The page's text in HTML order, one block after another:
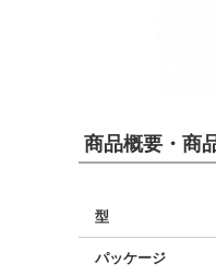
商品概要・商
型
パッケージ